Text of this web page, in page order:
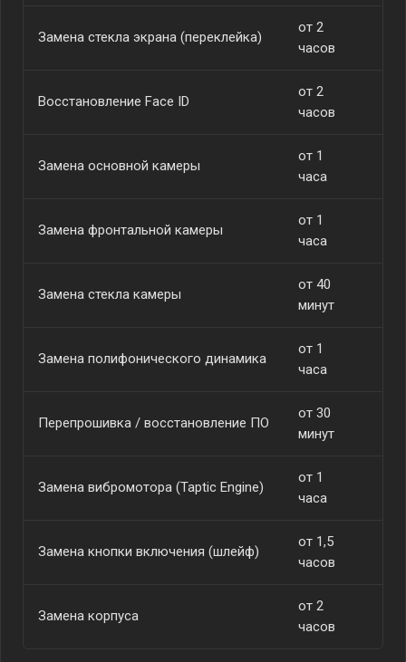
Замена стекла экрана (переклейка)
от 2
часов
Восстановление Face ID
от 2
часов
Замена основной камеры
от 1
часа
Замена фронтальной камеры
от 1
часа
Замена стекла камеры
от 40
минут
Замена полифонического динамика
от 1
часа
Перепрошивка / восстановление ПО
от 30
минут
Замена вибромотора (Taptic Engine)
от 1
часа
Замена кнопки включения (шлейф)
от 1,5
часов
Замена корпуса
от 2
часов